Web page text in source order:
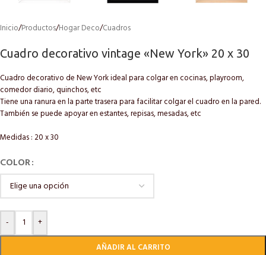
Inicio/Productos/Hogar Deco/Cuadros
Cuadro decorativo vintage «New York» 20 x 30
Cuadro decorativo de New York ideal para colgar en cocinas, playroom,
comedor diario, quinchos, etc
Tiene una ranura en la parte trasera para facilitar colgar el cuadro en la pared.
También se puede apoyar en estantes, repisas, mesadas, etc
Medidas : 20 x 30
COLOR
-
+
AÑADIR AL CARRITO